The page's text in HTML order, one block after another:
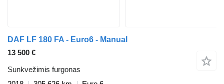
DAF LF 180 FA - Euro6 - Manual
13 500 €
Sunkvežimis furgonas